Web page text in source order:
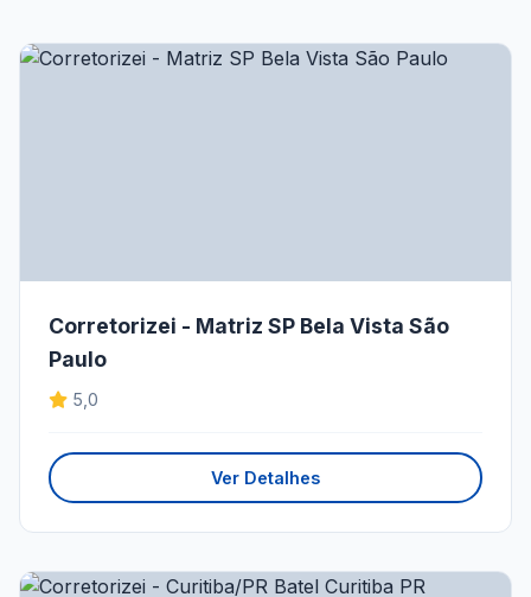
Corretorizei - Matriz SP Bela Vista São
Paulo
5,0
Ver Detalhes